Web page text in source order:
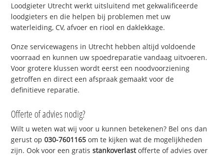
Loodgieter Utrecht werkt uitsluitend met gekwalificeerde
loodgieters en die helpen bij problemen met uw
waterleiding, CV, afvoer en riool en daklekkage.
Onze servicewagens in Utrecht hebben altijd voldoende
voorraad en kunnen uw spoedreparatie vandaag uitvoeren.
Voor grotere klussen wordt eerst een noodvoorziening
getroffen en direct een afspraak gemaakt voor de
definitieve reparatie.
Offerte of advies nodig?
Wilt u weten wat wij voor u kunnen betekenen? Bel ons dan
gerust op030-7601165 om te kijken wat de mogelijkheden
zijn. Ook voor een gratisstankoverlastofferte of advies over